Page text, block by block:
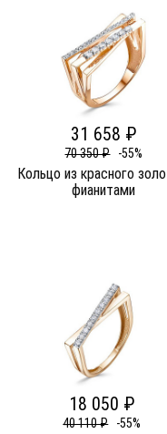
31 658 ₽
70 350 ₽ -55%
Кольцо из красного
фианитами
18 050 ₽
40 110 ₽ -55%